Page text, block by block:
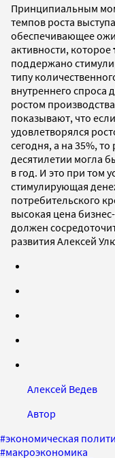
Принципиальным
темпов роста
обеспечивающее
активности, которое
поддержано
типу
внутреннего
ростом
показывают, что
удовлетворялся
сегодня, а на 35%,
десятилетии могла
в год. И это при том
стимулирующая
потребительского
высокая цена
должен
развития Алексей
Алексей Ведев
Автор
#экономическая
#макроэкономика